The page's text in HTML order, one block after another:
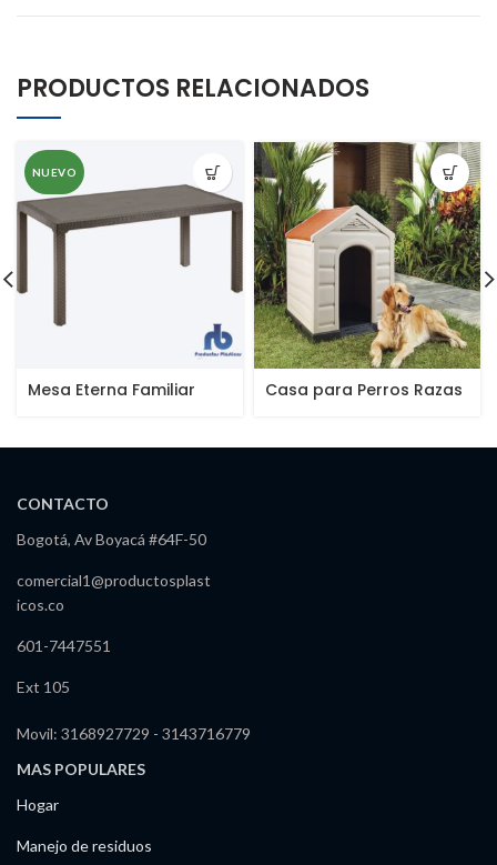
PRODUCTOS RELACIONADOS
NUEVO
Mesa Eterna Familiar
Casa para Perros Razas
CONTACTO
Bogotá, Av Boyacá #64F-50
comercial1@productosplast
icos.co
601-7447551
Ext 105
Movil: 3168927729 - 3143716779
MAS POPULARES
Hogar
Manejo de residuos